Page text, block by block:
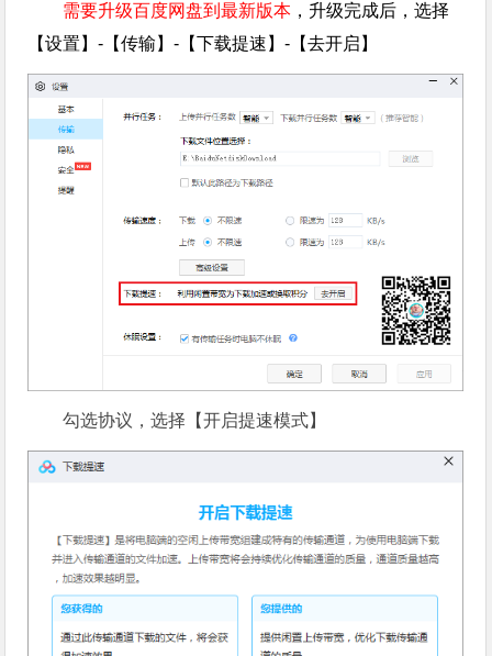
需要升级百度网盘到最新版本 ，升级完成后，选择
【设置】-【传输】-【下载提速】-【去开启】
勾选协议，选择【开启提速模式】